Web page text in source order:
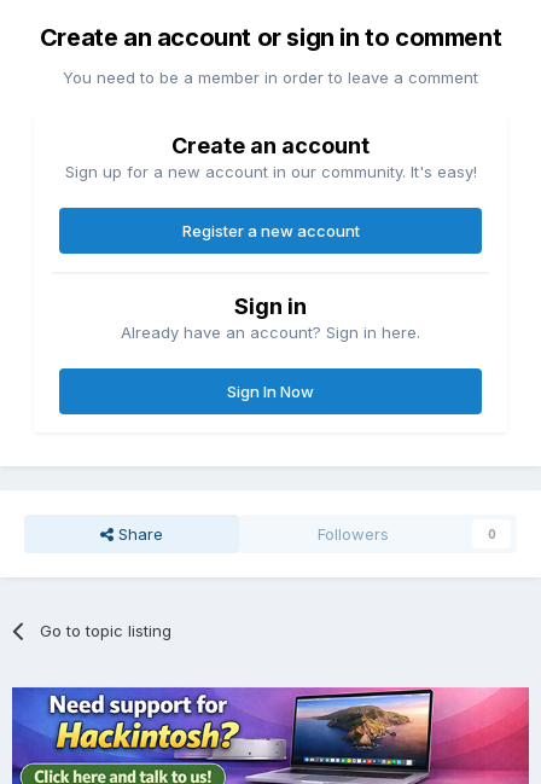
Create an account or sign in to comment
You need to be a member in order to leave a comment
Create an account
Sign up for a new account in our community. It's easy!
Register a new account
Sign in
Already have an account? Sign in here.
Sign In Now
Share Followers 0
Go to topic listing